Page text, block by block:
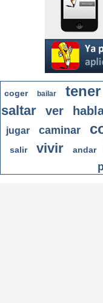
coger bailar tener
saltar
ver
jugar caminar
salir vivir andar